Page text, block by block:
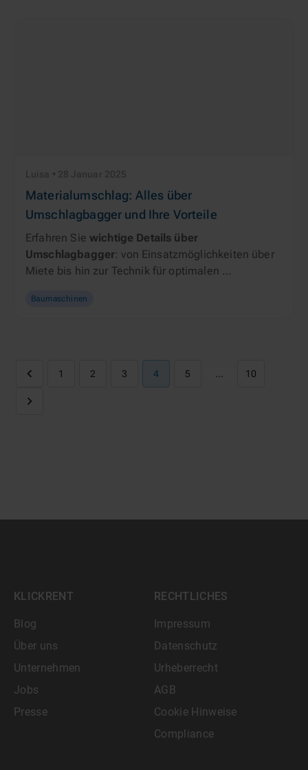
Luisa • 28 Januar 2025
Materialumschlag: Alles über
Umschlagbagger und Ihre Vorteile
Erfahren Sie wichtige Details über
Umschlagbagger: von Einsatzmöglichkeiten über
Miete bis hin zur Technik für optimalen
Baumaschinen
1 2 3 4 5 10
KLICKRENT
Blog
Über uns
Unternehmen
Jobs
Presse
RECHTLICHES
Impressum
Datenschutz
Urheberrecht
AGB
Cookie Hinweise
Compliance